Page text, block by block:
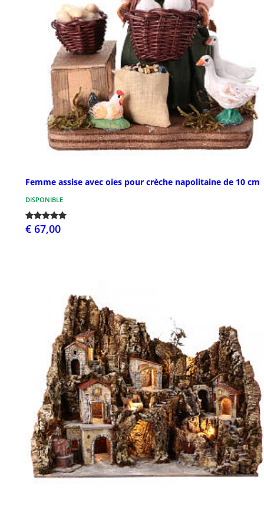
Femme assise avec oies pour crèche napolitaine de 10 cm
DISPONIBLE
€ 67,00